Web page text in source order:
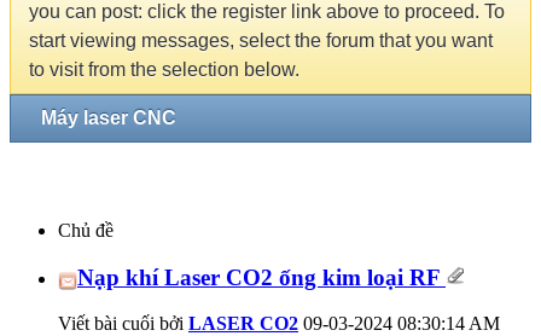
you can post: click the register link above to proceed. To
start viewing messages, select the forum that you want
to visit from the selection below.
Máy laser CNC
Chủ đề
Nạp khí Laser CO2 ống kim loại RF
Viết bài cuối bởi LASER CO2 09-03-2024 08:30:14 AM